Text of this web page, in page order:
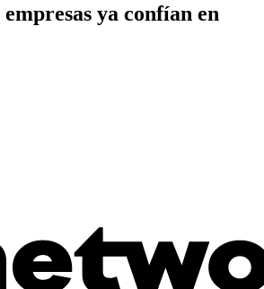
empresas ya confían en